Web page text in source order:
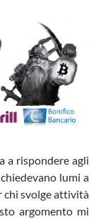
a rispondere agli
lumi a
chi svolge attività
argomento mi